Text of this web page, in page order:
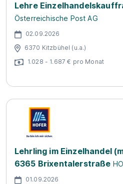
Lehre
Österreichische Post AG
02.09.2026
6370 Kitzbühel (u.a.)
1.028 - 1.687 € pro Monat
Lehrling im Einzelhandel
6365 Brixentalerstraße
01.09.2026